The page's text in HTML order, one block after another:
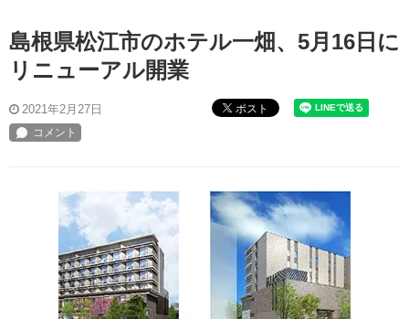
島根県松江市のホテル一畑、5月16日に
リニューアル開業
2021年2月27日 ポスト